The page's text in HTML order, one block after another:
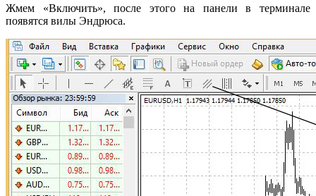
Жмем «Включить», после этого на панели в терминале
появятся вилы Эндрюса.